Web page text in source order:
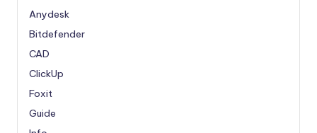
Anydesk
Bitdefender
CAD
ClickUp
Foxit
Guide